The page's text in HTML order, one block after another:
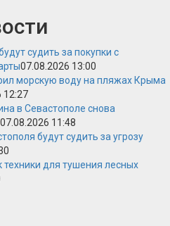
судить за покупки с
07.08.2026 13:00
морскую воду на пляжах Крыма
12:27
в Севастополе снова
07.08.2026 11:48
будут судить за угрозу
техники для тушения лесных